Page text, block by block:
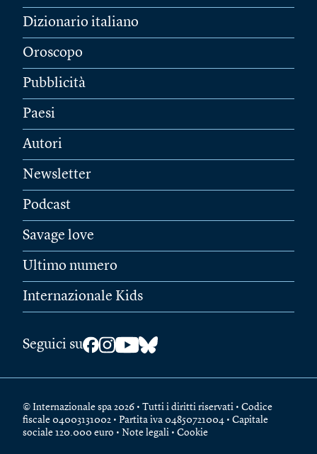
Dizionario italiano
Oroscopo
Pubblicità
Paesi
Autori
Newsletter
Podcast
Savage love
Ultimo numero
Internazionale Kids
Seguici su
© Internazionale spa 2026 • Tutti i diritti riservati • Codice
fiscale 04003131002 • Partita iva 04850721004 • Capitale
sociale 120.000 euro • Note legali • Cookie